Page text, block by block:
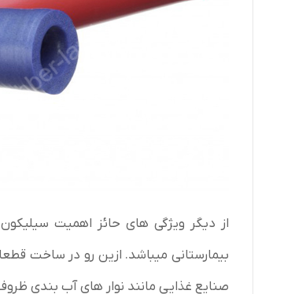
از دیگر ویژگی های حائز اهمیت
بیمارستانی میباشد. ازین رو در ساخت
صنایع غذایی مانند نوار های آب بندی